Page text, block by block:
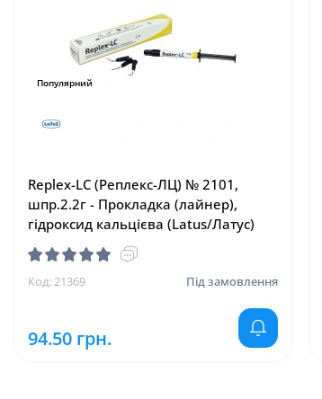
Популярний
Replex-LC (Реплекс-ЛЦ) № 2101,
шпр.2.2г - Прокладка (лайнер),
гідроксид кальцієва (Latus/Латус)
Код: 21369 Під замовлення
94.50 грн.